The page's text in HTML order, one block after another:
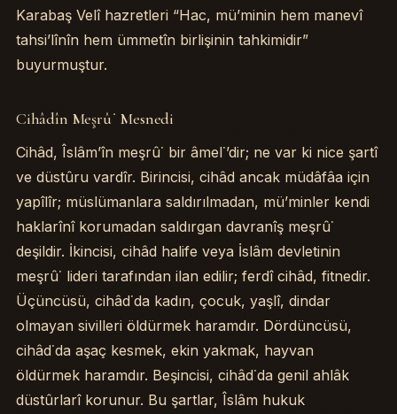
Karabaş Velî hazretleri “Hac, mü’minin hem manevî
tahsi’lînîn hem ümmetîn birlişinin tahkimidir”
buyurmuştur.
Cihâdîn Meşrû˙ Mesnedi
Cihâd, Îslâm’în meşrû˙ bir âmel˙’dir; ne var ki nice şartî
ve düstûru vardîr. Birincisi, cihâd ancak müdâfâa için
yapîlîr; müslümanlara saldırılmadan, mü’minler kendi
haklarînî korumadan saldırgan davranîş meşrû˙
deşildir. İkincisi, cihâd halife veya İslâm devletinin
meşrû˙ lideri tarafından ilan edilir; ferdî cihâd, fitnedir.
Üçüncüsü, cihâd˙da kadın, çocuk, yaşlî, dindar
olmayan sivilleri öldürmek haramdır. Dördüncüsü,
cihâd˙da aşaç kesmek, ekin yakmak, hayvan
öldürmek haramdır. Beşincisi, cihâd˙da genil ahlâk
düstûrlarî korunur. Bu şartlar, Îslâm hukuk